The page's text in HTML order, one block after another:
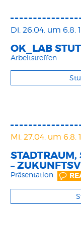
Di. 26.04. um 6.8.
OK_LAB
Arbeitstreffen
Mi. 27.04. um 6.8.
STADTRAUM,
–
Präsentation